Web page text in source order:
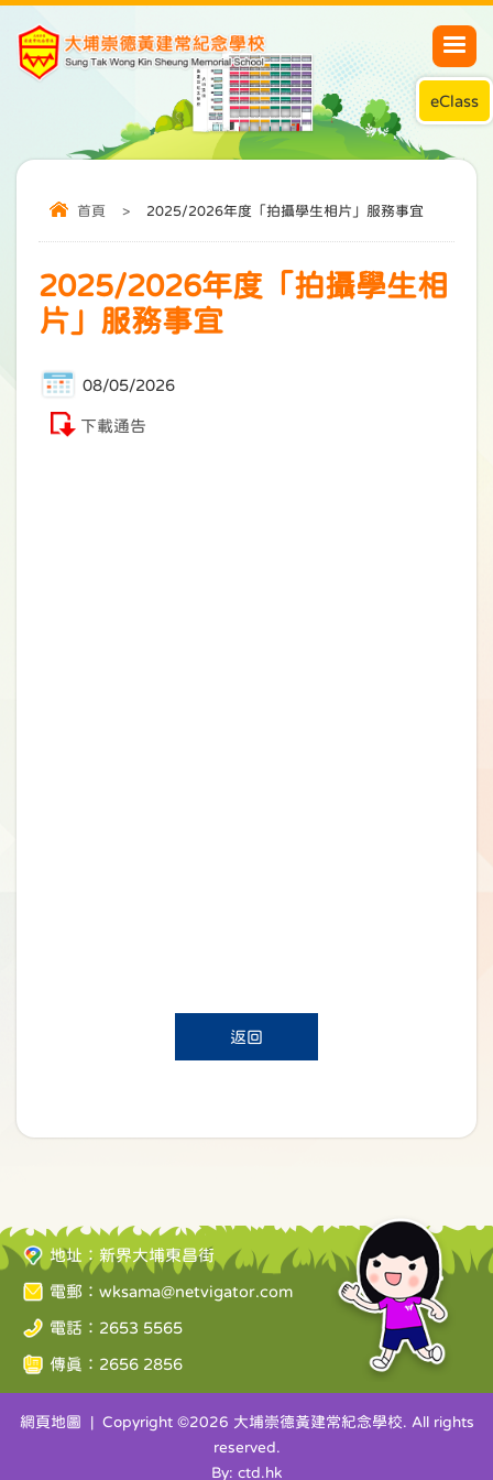
eClass
首頁 > 2025/2026年度「拍攝學生相片」服務事宜
2025/2026年度「拍攝學生相
片」服務事宜
08/05/2026
下載通告
返回
地址：新界大埔東昌街
電郵： wksama@netvigator.com
電話：2653 5565
傳真：2656 2856
網頁地圖 | Copyright ©2026 大埔崇德黃建常紀念學校. All rights
reserved.
By: ctd.hk